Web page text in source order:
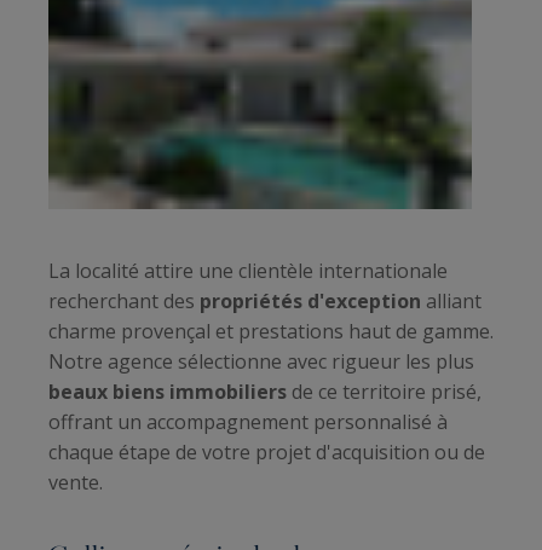
La localité attire une clientèle internationale
recherchant des propriétés d'exception alliant
charme provençal et prestations haut de gamme.
Notre agence sélectionne avec rigueur les plus
beaux biens immobiliers de ce territoire prisé,
offrant un accompagnement personnalisé à
chaque étape de votre projet d'acquisition ou de
vente.